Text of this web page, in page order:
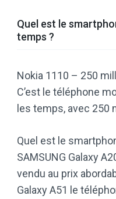
Quel est le
temps ?
Nokia 1110 – 250
C’est le téléphone
les temps, avec 250
Quel est le
SAMSUNG Galaxy
vendu au prix
Galaxy A51 le